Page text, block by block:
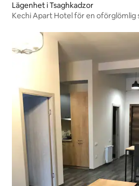
Lägenhet i Tsaghkadzor
Kechi Apart Hotel för en oförglömlig